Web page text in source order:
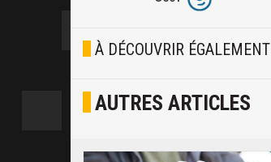
Furieux
Joyeux
À DÉCOUVRIR ÉGALEMENT
AUTRES ARTICLES